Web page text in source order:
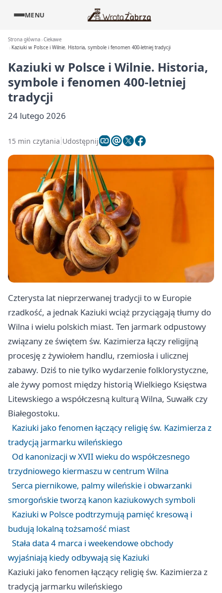
MENU
Strona główna Ciekawe
Kaziuki w Polsce i Wilnie. Historia, symbole i fenomen 400-letniej tradycji
Kaziuki w Polsce i Wilnie. Historia,
symbole i fenomen 400-letniej
tradycji
24 lutego 2026
15 min czytania Udostępnij
Czterysta lat nieprzerwanej tradycji to w Europie
rzadkość, a jednak Kaziuki wciąż przyciągają tłumy do
Wilna i wielu polskich miast. Ten jarmark odpustowy
związany ze świętem św. Kazimierza łączy religijną
procesję z żywiołem handlu, rzemiosła i ulicznej
zabawy. Dziś to nie tylko wydarzenie folklorystyczne,
ale żywy pomost między historią Wielkiego Księstwa
Litewskiego a współczesną kulturą Wilna, Suwałk czy
Białegostoku.
Kaziuki jako fenomen łączący religię św. Kazimierza z
tradycją jarmarku wileńskiego
Od kanonizacji w XVII wieku do współczesnego
trzydniowego kiermaszu w centrum Wilna
Serca piernikowe, palmy wileńskie i obwarzanki
smorgońskie tworzą kanon kaziukowych symboli
Kaziuki w Polsce podtrzymują pamięć kresową i
budują lokalną tożsamość miast
Stała data 4 marca i weekendowe obchody
wyjaśniają kiedy odbywają się Kaziuki
Kaziuki jako fenomen łączący religię św. Kazimierza z
tradycją jarmarku wileńskiego